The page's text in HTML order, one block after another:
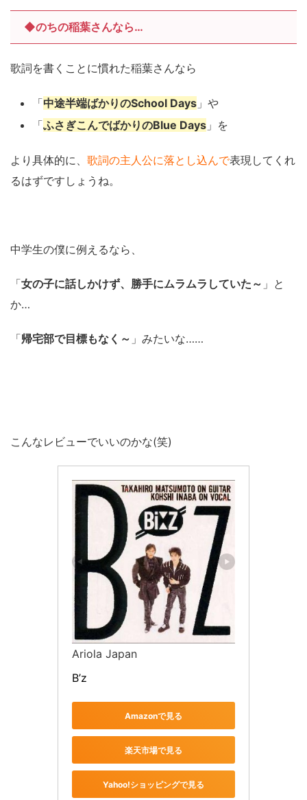
◆のちの稲葉さんなら…
歌詞を書くことに慣れた稲葉さんなら
「中途半端ばかりのSchool Days 」や
「ふさぎこんでばかりのBlue Days 」を
より具体的に、 歌詞の主人公に落とし込んで表現してくれ
るはずですしょうね。
中学生の僕に例えるなら、
「女の子に話しかけず、勝手にムラムラしていた～ 」と
か…
「帰宅部で目標もなく～ 」みたいな……
こんなレビューでいいのかな(笑)
Ariola Japan
B’z
Amazonで見る
楽天市場で見る
Yahoo!ショッピングで見る